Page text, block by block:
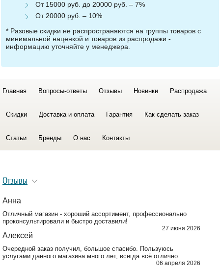
От 15000 руб. до 20000 руб. – 7%
От 20000 руб. – 10%
* Разовые скидки не распространяются на группы товаров с
минимальной наценкой и товаров из распродажи -
информацию уточняйте у менеджера.
Главная Вопросы-ответы Отзывы Новинки Распродажа
Скидки Доставка и оплата Гарантия Как сделать заказ
Статьи Бренды О нас Контакты
Отзывы
Анна
Отличный магазин - хороший ассортимент, профессионально
проконсультировали и быстро доставили!
27 июня 2026
Алексей
Очередной заказ получил, большое спасибо. Пользуюсь
услугами данного магазина много лет, всегда всё отлично.
06 апреля 2026